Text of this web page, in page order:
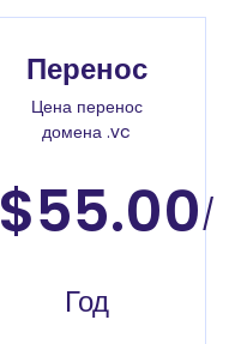
Перенос
Цена перенос
домена .vc
$55.00/
Год